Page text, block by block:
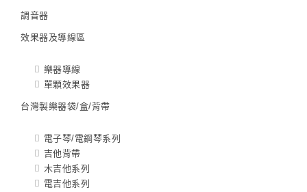
調音器
效果器及導線區
樂器導線
單顆效果器
台灣製樂器袋/盒/背帶
電子琴/電鋼琴系列
吉他背帶
木吉他系列
電吉他系列